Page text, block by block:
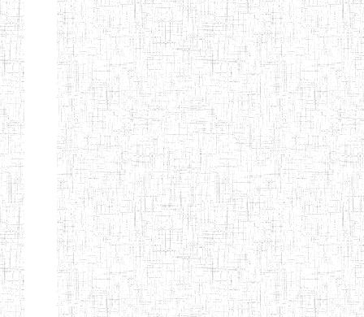
ENI
Chercher:
Effacer les filtres
Denomination
Type